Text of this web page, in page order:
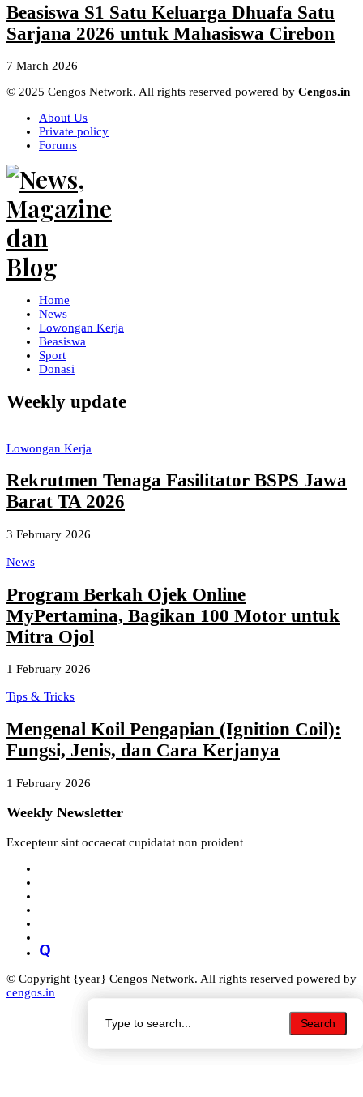
Search
Search
Search
Beasiswa S1 Satu Keluarga Dhuafa Satu
Sarjana 2026 untuk Mahasiswa Cirebon
7 March 2026
© 2025 Cengos Network. All rights reserved powered by Cengos.in
About Us
Private policy
Forums
Home
News
Lowongan Kerja
Beasiswa
Sport
Donasi
Weekly update
Lowongan Kerja
Rekrutmen Tenaga Fasilitator BSPS Jawa
Barat TA 2026
3 February 2026
News
Program Berkah Ojek Online
MyPertamina, Bagikan 100 Motor untuk
Mitra Ojol
1 February 2026
Tips & Tricks
Mengenal Koil Pengapian (Ignition Coil):
Fungsi, Jenis, dan Cara Kerjanya
1 February 2026
Weekly Newsletter
Excepteur sint occaecat cupidatat non proident
© Copyright {year} Cengos Network. All rights reserved powered by
cengos.in